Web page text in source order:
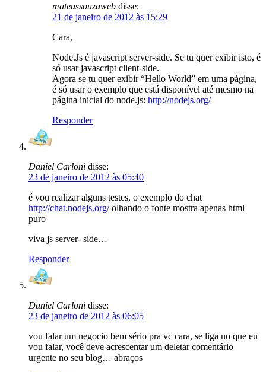
mateussouzaweb disse:
21 de janeiro de 2012 às 15:29
Cara,
Node.Js é javascript server-side. Se tu quer exibir isto, é
só usar javascript client-side.
Agora se tu quer exibir “Hello World” em uma página,
é só usar o exemplo que está disponível até mesmo na
página inicial do node.js: http://nodejs.org/
Responder
Daniel Carloni disse:
23 de janeiro de 2012 às 05:40
é vou realizar alguns testes, o exemplo do chat
http://chat.nodejs.org/olhando o fonte mostra apenas html
puro
viva js server- side…
Responder
Daniel Carloni disse:
23 de janeiro de 2012 às 06:05
vou falar um negocio bem sério pra vc cara, se liga no que eu
vou falar, você deve acrescentar um deletar comentário
urgente no seu blog… abraços